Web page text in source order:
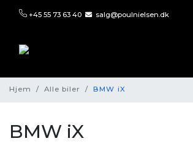
+45 55 73 63 40 salg@poulnielsen.dk
Hjem Alle biler BMW iX
BMW iX